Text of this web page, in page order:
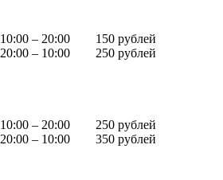
10:00 – 20:00
20:00 – 10:00
150 рублей
250 рублей
10:00 – 20:00
20:00 – 10:00
250 рублей
350 рублей